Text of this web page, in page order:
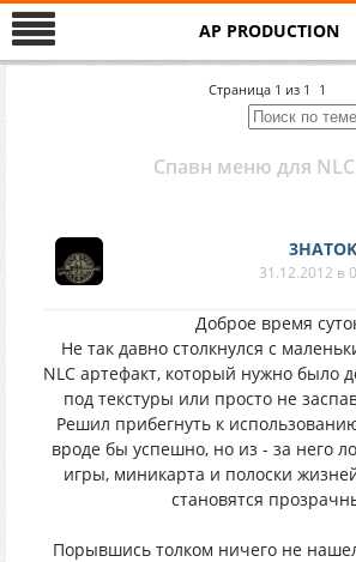
AP PRODUCTION
Страница 1 из 1 1
Спавн меню для NLC
3HATOK
31.12.2012 в
Доброе время
Не так давно столкнулся с
NLC артефакт, который нужно было
под текстуры или просто не
Решил прибегнуть к
вроде бы успешно, но из - за него
игры, миникарта и полоски
становятся
Порывшись толком ничего не